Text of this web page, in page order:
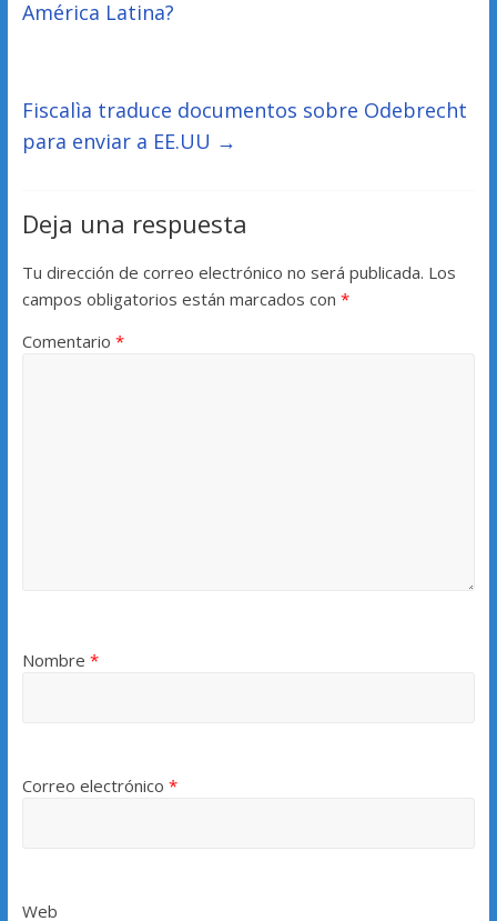
América Latina?
Fiscalìa traduce documentos sobre Odebrecht
para enviar a EE.UU →
Deja una respuesta
Tu dirección de correo electrónico no será publicada. Los
campos obligatorios están marcados con *
Comentario *
Nombre *
Correo electrónico *
Web